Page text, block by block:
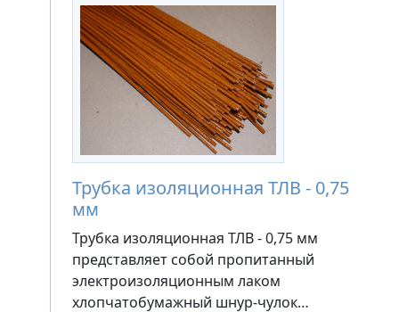
Трубка изоляционная ТЛВ - 0,75
мм
Трубка изоляционная ТЛВ - 0,75 мм
представляет собой пропитанный
электроизоляционным лаком
хлопчатобумажный шнур-чулок…